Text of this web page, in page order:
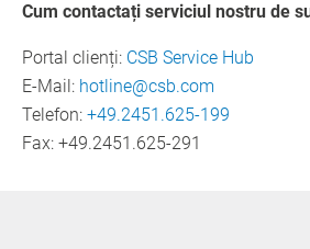
Cum contactați serviciul nostru de
Portal clienți: CSB Service Hub
E-Mail: hotline@csb.com
Telefon: +49.2451.625-199
Fax: +49.2451.625-291